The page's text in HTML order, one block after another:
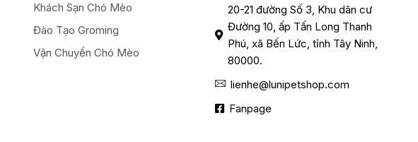
Khách Sạn Chó Mèo
Đào Tạo Groming
Vận Chuyển Chó Mèo
20-21 đường Số 3, Khu dân cư
Đường 10, ấp Tấn Long Thanh
Phú, xã Bến Lức, tỉnh Tây Ninh,
80000.
lienhe@lunipetshop.com
Fanpage